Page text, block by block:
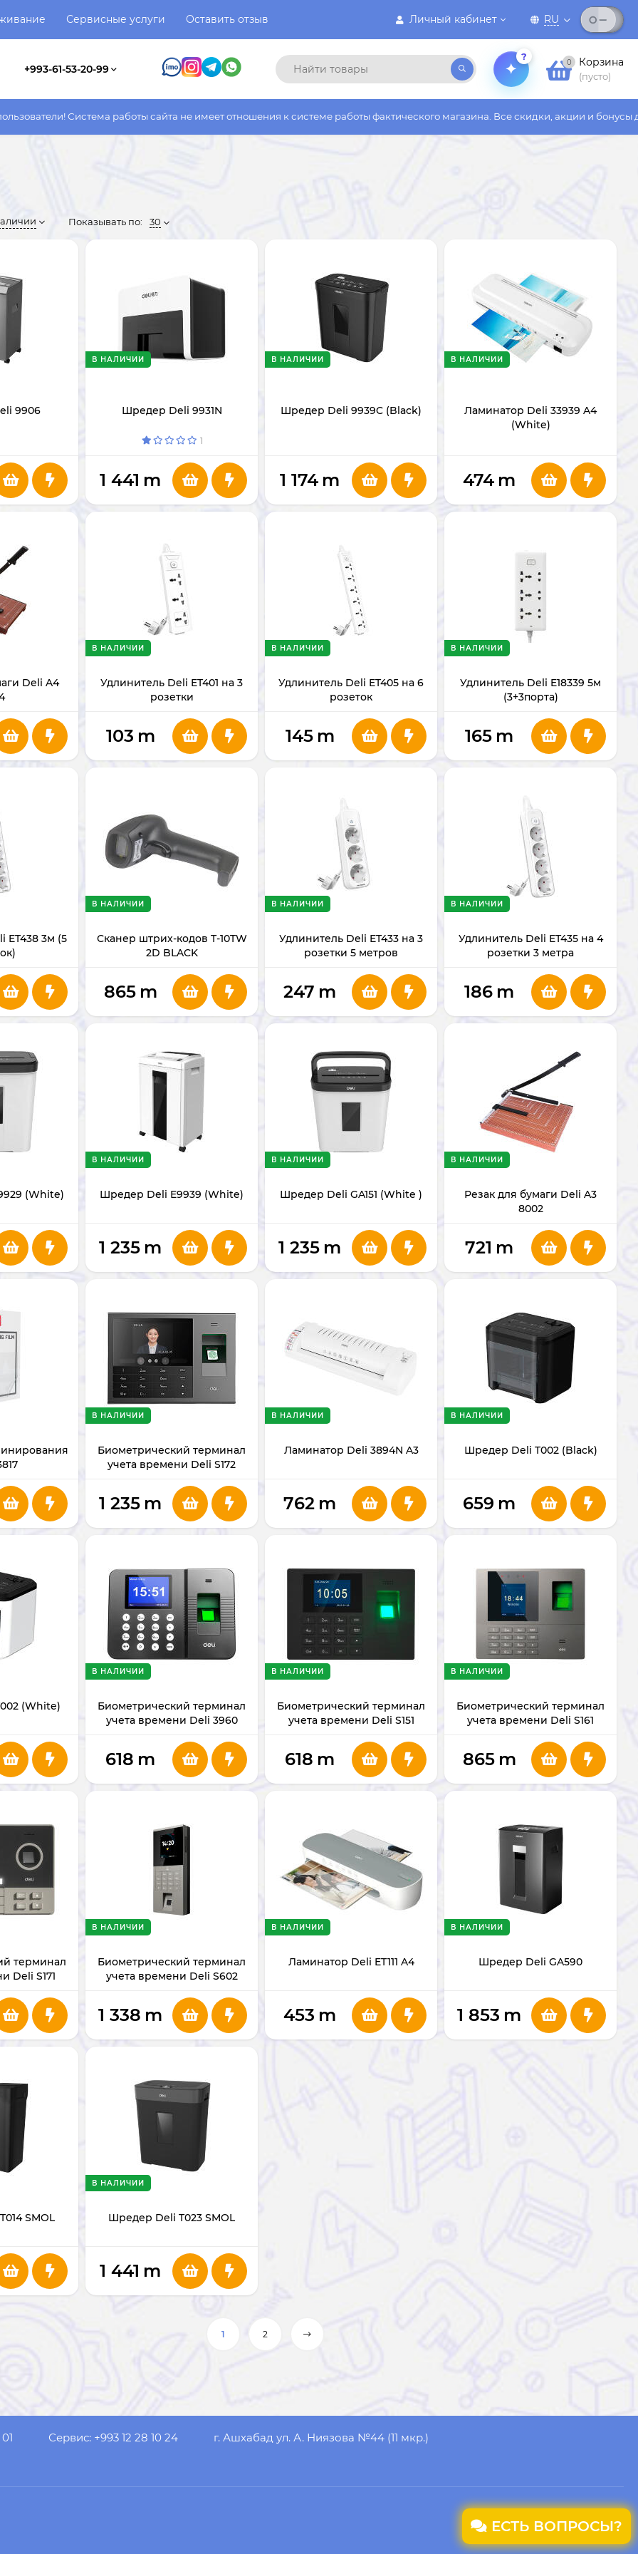
Личный кабинет RU
Сервисные услуги Оставить отзыв
+993-61-53-20-99
?
0 Корзина
(пусто)
работы сайта не имеет отношения к системе работы фактического магазина. Все скидки, акции и бонусы действуют только
Показывать по: 30
9906 Шредер Deli 9931N
В НАЛИЧИИ
1
1 441 m
Шредер Deli 9939C (Black)
В НАЛИЧИИ
1 174 m
Ламинатор Deli 33939 A4
(White)
В НАЛИЧИИ
474 m
Deli A4
Удлинитель Deli ET401 на 3
розетки
В НАЛИЧИИ
103 m
Удлинитель Deli ET405 на 6
розеток
В НАЛИЧИИ
145 m
Удлинитель Deli E18339 5м
(3+3порта)
В НАЛИЧИИ
165 m
ET438 3м (5
Сканер штрих-кодов T-10TW
2D BLACK
В НАЛИЧИИ
865 m
Удлинитель Deli ET433 на 3
розетки 5 метров
В НАЛИЧИИ
247 m
Удлинитель Deli ET435 на 4
розетки 3 метра
В НАЛИЧИИ
186 m
(White) Шредер Deli E9939 (White)
В НАЛИЧИИ
1 235 m
Шредер Deli GA151 (White )
В НАЛИЧИИ
1 235 m
Резак для бумаги Deli A3
8002
В НАЛИЧИИ
721 m
Биометрический терминал
учета времени Deli S172
В НАЛИЧИИ
1 235 m
Ламинатор Deli 3894N A3
В НАЛИЧИИ
762 m
Шредер Deli T002 (Black)
В НАЛИЧИИ
659 m
(White)
Биометрический терминал
учета времени Deli 3960
В НАЛИЧИИ
618 m
Биометрический терминал
учета времени Deli S151
В НАЛИЧИИ
618 m
Биометрический терминал
учета времени Deli S161
В НАЛИЧИИ
865 m
терминал
Deli S171
Биометрический терминал
учета времени Deli S602
В НАЛИЧИИ
1 338 m
Ламинатор Deli ET111 A4
В НАЛИЧИИ
453 m
Шредер Deli GA590
В НАЛИЧИИ
1 853 m
SMOL Шредер Deli T023 SMOL
В НАЛИЧИИ
1 441 m
1 2
Сервис: +993 12 28 10 24 г. Ашхабад ул. А. Ниязова №44 (11 мкр.)
ЕСТЬ ВОПРОСЫ?